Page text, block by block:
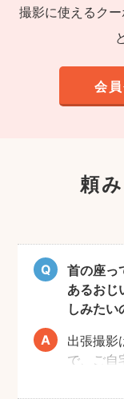
撮影に使えるク
会
頼
首の座っ
あるおじ
しみた
出張撮影
で、ご自
ご家族